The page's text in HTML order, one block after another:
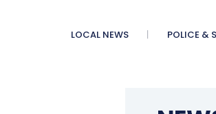
LOCAL NEWS POLICE &